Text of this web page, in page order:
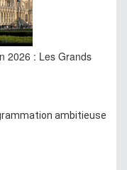
2026 : Les Grands
ambitieuse